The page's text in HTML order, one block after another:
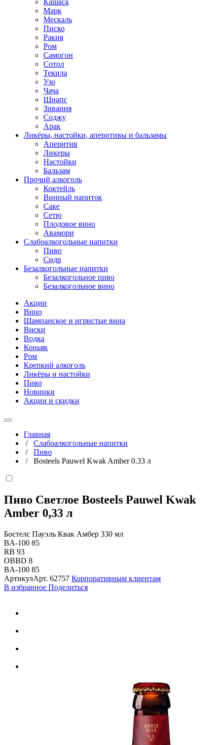
Кашаса
Марк
Мескаль
Писко
Ракия
Ром
Самогон
Сотол
Текила
Узо
Чача
Шнапс
Зивания
Соджу
Арак
Ликёры, настойки, аперитивы и бальзамы
Аперитив
Ликеры
Настойки
Бальзам
Прочий алкоголь
Коктейль
Винный напиток
Саке
Сетю
Плодовое вино
Авамори
Слабоалкогольные напитки
Пиво
Сидр
Безалкогольные напитки
Безалкогольное пиво
Безалкогольное вино
Акции
Вино
Шампанское и игристые вина
Виски
Водка
Коньяк
Ром
Крепкий алкоголь
Ликёры и настойки
Пиво
Новинки
Акции и скидки
Главная
/ Слабоалкогольные напитки
/ Пиво
/ Bosteels Pauwel Kwak Amber 0.33 л
Пиво Светлое Bosteels Pauwel Kwak
Amber 0,33 л
Бостелс Пауэль Квак Амбер 330 мл
BA-100 85
RB 93
OBBD 8
BA-100 85
АртикулАрт. 62757 Корпоративным клиентам
В избранное Поделиться